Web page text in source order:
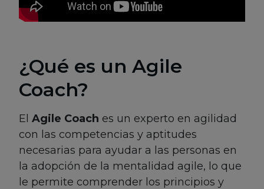
¿Qué es un Agile
Coach?
El Agile Coach es un experto en agilidad
con las competencias y aptitudes
necesarias para ayudar a las personas en
la adopción de la mentalidad agile, lo que
le permite comprender los principios y